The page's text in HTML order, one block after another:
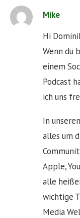
Mike
Hi
Wenn du
einem
Podcast
ich uns
In
alles um
Apple,
alle
wichtige
Media